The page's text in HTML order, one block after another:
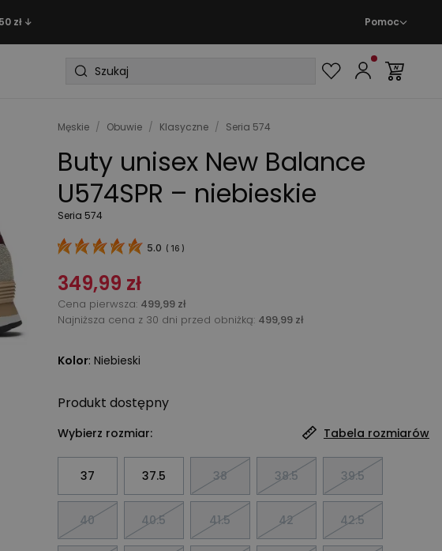
zł ↓ Pomoc
Męskie / Obuwie / Klasyczne / Seria 574
Buty unisex New Balance
U574SPR – niebieskie
Seria 574
5.0 ( 16 )
349,99 zł
Cena pierwsza: 499,99 zł
Najniższa cena z 30 dni przed obniżką: 499,99 zł
Kolor: Niebieski
Produkt dostępny
Wybierz rozmiar: Tabela rozmiarów
37 37.5 38 38.5 39.5
40 40.5 41.5 42 42.5